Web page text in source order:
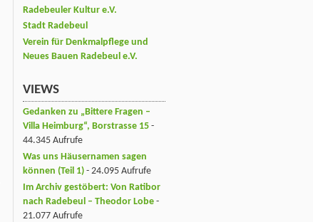
Radebeuler Kultur e.V.
Stadt Radebeul
Verein für Denkmalpflege und
Neues Bauen Radebeul e.V.
VIEWS
Gedanken zu „Bittere Fragen –
Villa Heimburg“, Borstrasse 15 -
44.345 Aufrufe
Was uns Häusernamen sagen
können (Teil 1) - 24.095 Aufrufe
Im Archiv gestöbert: Von Ratibor
nach Radebeul – Theodor Lobe -
21.077 Aufrufe